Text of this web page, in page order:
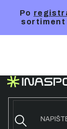
Po
sortiment